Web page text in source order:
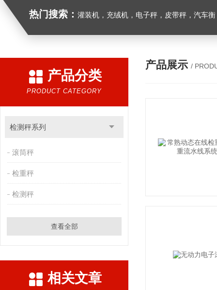
热门搜索： 灌装机，充绒机，电子秤，皮带秤，汽车
产品分类
PRODUCT CATEGORY
检测秤系列
滚筒秤
检重秤
检测秤
查看全部
相关文章
产品展示 /